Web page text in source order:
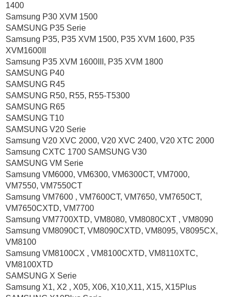
1400
Samsung P30 XVM 1500
SAMSUNG P35 Serie
Samsung P35, P35 XVM 1500, P35 XVM 1600, P35
XVM1600II
Samsung P35 XVM 1600III, P35 XVM 1800
SAMSUNG P40
SAMSUNG R45
SAMSUNG R50, R55, R55-T5300
SAMSUNG R65
SAMSUNG T10
SAMSUNG V20 Serie
Samsung V20 XVC 2000, V20 XVC 2400, V20 XTC 2000
Samsung CXTC 1700 SAMSUNG V30
SAMSUNG VM Serie
Samsung VM6000, VM6300, VM6300CT, VM7000,
VM7550, VM7550CT
Samsung VM7600 , VM7600CT, VM7650, VM7650CT,
VM7650CXTD, VM7700
Samsung VM7700XTD, VM8080, VM8080CXT , VM8090
Samsung VM8090CT, VM8090CXTD, VM8095, V8095CX,
VM8100
Samsung VM8100CX , VM8100CXTD, VM8110XTC,
VM8100XTD
SAMSUNG X Serie
Samsung X1, X2 , X05, X06, X10,X11, X15, X15Plus